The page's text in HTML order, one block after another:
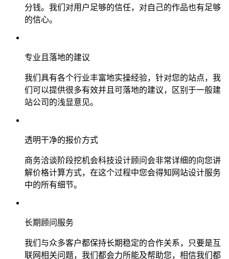
分钱。我们对用户足够的信任，对自己的作品也有足够
的信心。
专业且落地的建议
我们具有各个行业丰富地实操经验，针对您的站点，我
们可以提供很多有效并且可落地的建议，区别于一般建
站公司的浅显意见。
透明干净的报价方式
商务洽谈阶段挖机会科技设计顾问会非常详细的向您讲
解价格计算方式，在这个过程中您会得知网站设计服务
中的所有细节。
长期顾问服务
我们与众多客户都保持长期稳定的合作关系，只要是互
联网相关问题，我们都会力所能及帮助您，相信我们都